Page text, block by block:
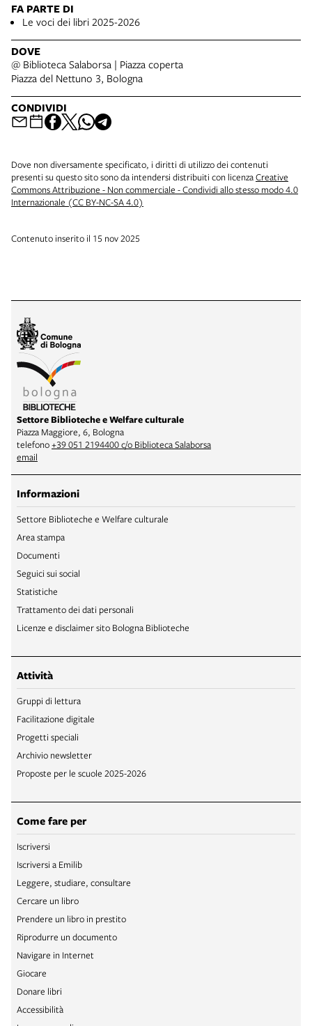
FA PARTE DI
Le voci dei libri 2025-2026
DOVE
@ Biblioteca Salaborsa | Piazza coperta
Piazza del Nettuno 3, Bologna
CONDIVIDI
Dove non diversamente specificato, i diritti di utilizzo dei contenuti
presenti su questo sito sono da intendersi distribuiti con licenzaCreative
Commons Attribuzione - Non commerciale - Condividi allo stesso modo 4.0
Internazionale (CC BY-NC-SA 4.0)
Contenuto inserito il 15 nov 2025
Settore Biblioteche e Welfare culturale
Piazza Maggiore, 6, Bologna
telefono+39 051 2194400 c/o Biblioteca Salaborsa
email
Informazioni
Settore Biblioteche e Welfare culturale
Area stampa
Documenti
Seguici sui social
Statistiche
Trattamento dei dati personali
Licenze e disclaimer sito Bologna Biblioteche
Attività
Gruppi di lettura
Facilitazione digitale
Progetti speciali
Archivio newsletter
Proposte per le scuole 2025-2026
Come fare per
Iscriversi
Iscriversi a Emilib
Leggere, studiare, consultare
Cercare un libro
Prendere un libro in prestito
Riprodurre un documento
Navigare in Internet
Giocare
Donare libri
Accessibilità